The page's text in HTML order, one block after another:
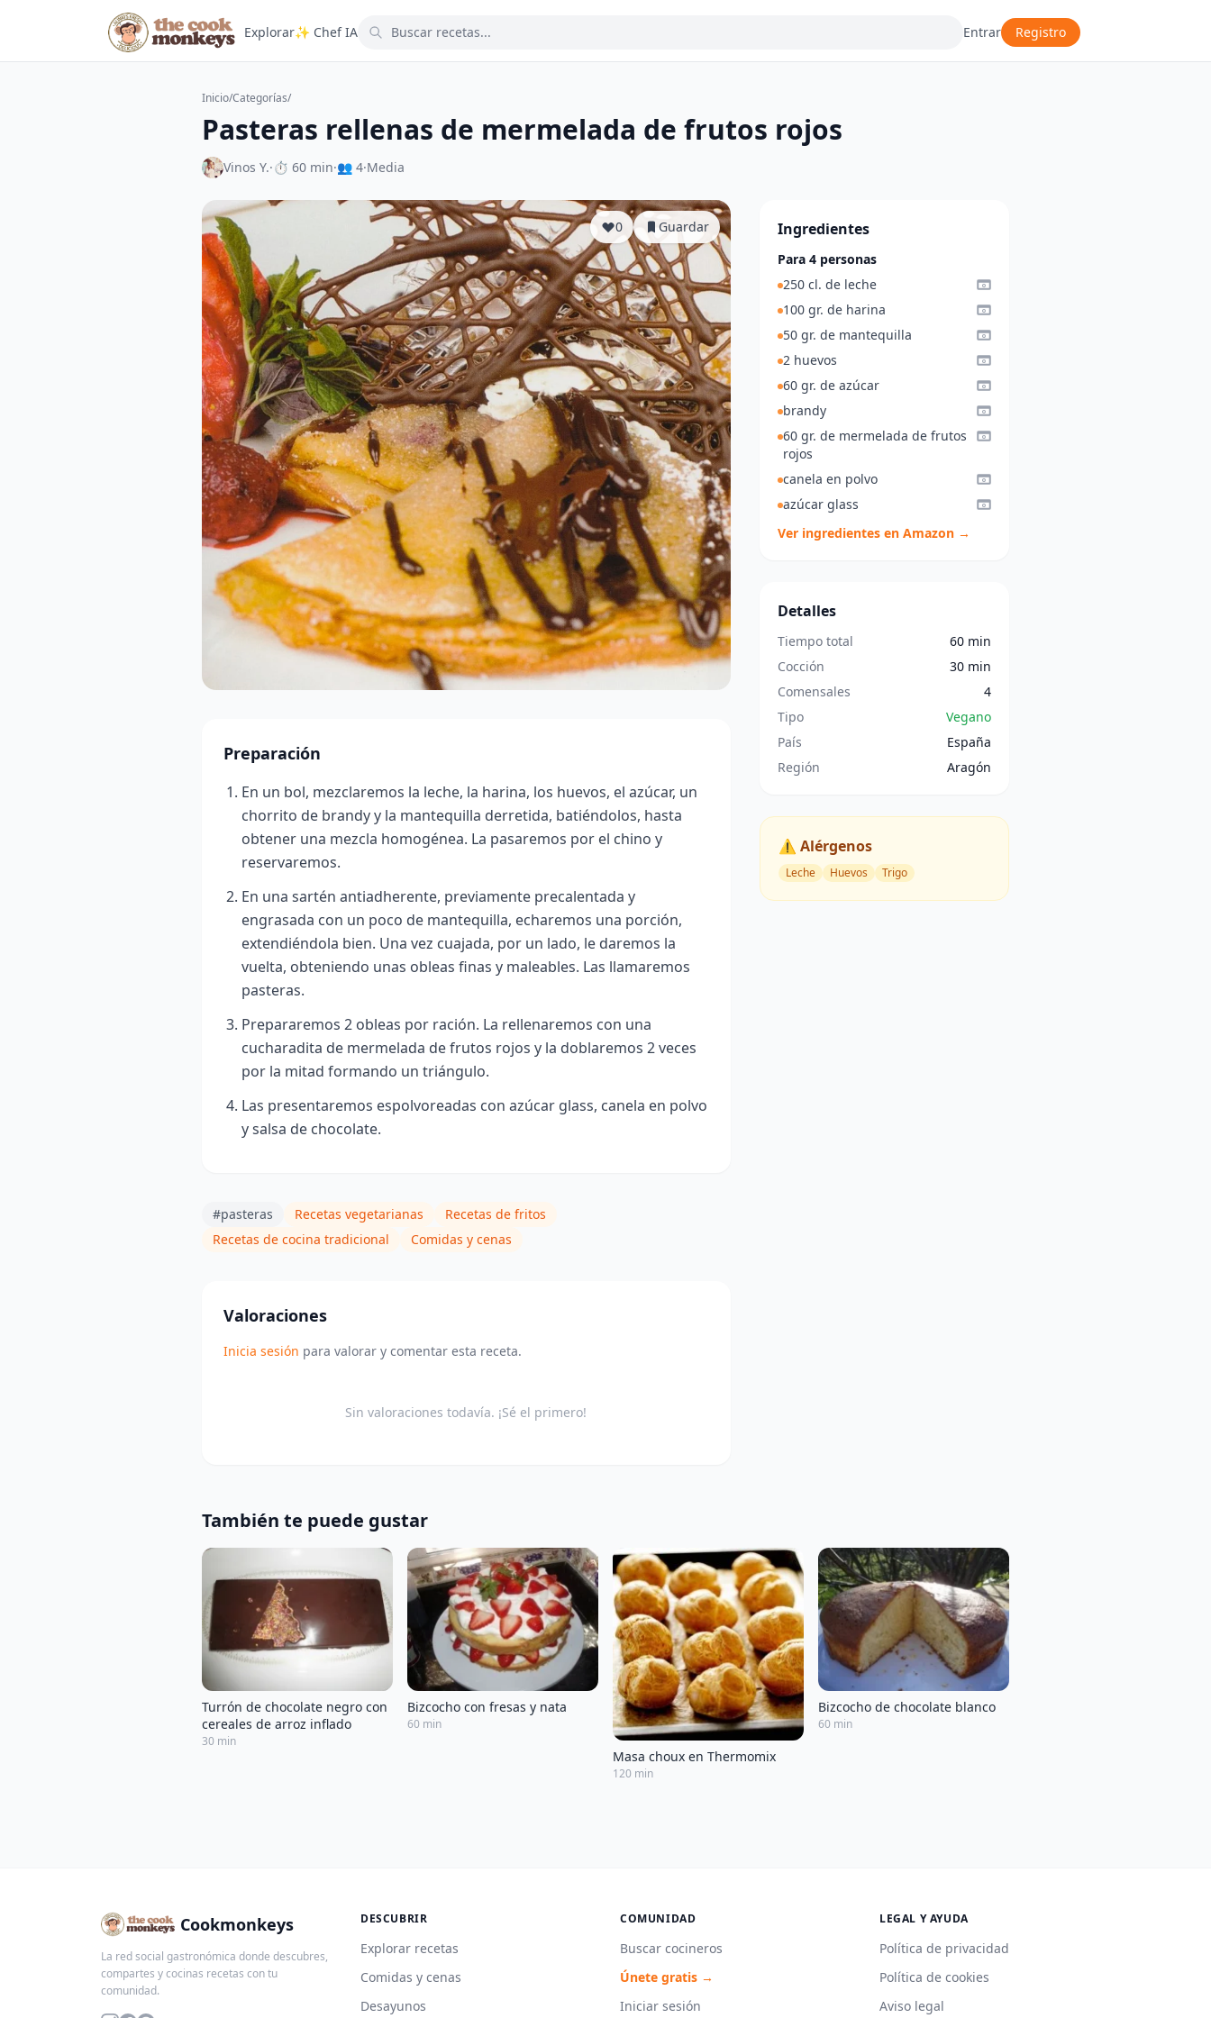
Explorar✨ Chef IA Entrar Registro
Inicio/Categorías/
Pasteras rellenas de mermelada de frutos rojos
Vinos Y.·⏱ 60 min·👥 4·Media
0 Guardar
Preparación
En un bol, mezclaremos la leche, la harina, los huevos, el azúcar, un
chorrito de brandy y la mantequilla derretida, batiéndolos, hasta
obtener una mezcla homogénea. La pasaremos por el chino y
reservaremos.
En una sartén antiadherente, previamente precalentada y
engrasada con un poco de mantequilla, echaremos una porción,
extendiéndola bien. Una vez cuajada, por un lado, le daremos la
vuelta, obteniendo unas obleas finas y maleables. Las llamaremos
pasteras.
Prepararemos 2 obleas por ración. La rellenaremos con una
cucharadita de mermelada de frutos rojos y la doblaremos 2 veces
por la mitad formando un triángulo.
Las presentaremos espolvoreadas con azúcar glass, canela en polvo
y salsa de chocolate.
#pasteras Recetas vegetarianas
Recetas de fritos
Recetas de cocina tradicional
Comidas y cenas
Valoraciones
Inicia sesión para valorar y comentar esta receta.
Sin valoraciones todavía. ¡Sé el primero!
Ingredientes
Para 4 personas
250 cl. de leche
100 gr. de harina
50 gr. de mantequilla
2 huevos
60 gr. de azúcar
brandy
60 gr. de mermelada de frutos
rojos
canela en polvo
azúcar glass
Ver ingredientes en Amazon →
Detalles
Tiempo total
60 min
Cocción
30 min
Comensales
4
Tipo
Vegano
País
España
Región
Aragón
⚠️ Alérgenos
Leche Huevos Trigo
También te puede gustar
Turrón de chocolate negro con
cereales de arroz inflado
30 min
Bizcocho con fresas y nata
60 min
Masa choux en Thermomix
120 min
Bizcocho de chocolate blanco
60 min
Cookmonkeys
La red social gastronómica donde descubres,
compartes y cocinas recetas con tu
comunidad.
DESCUBRIR
Explorar recetas
Comidas y cenas
Desayunos
COMUNIDAD
Buscar cocineros
Únete gratis →
Iniciar sesión
LEGAL Y AYUDA
Política de privacidad
Política de cookies
Aviso legal